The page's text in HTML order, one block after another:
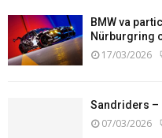
BMW va
Nürburgring
17/03/2026
Sandriders –
07/03/2026